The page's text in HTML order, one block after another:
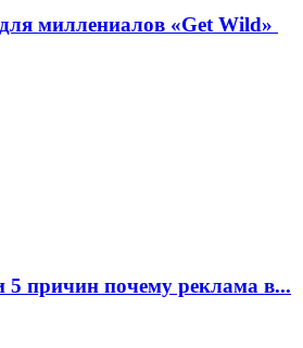
миллениалов «Get Wild»
5 причин почему реклама в...